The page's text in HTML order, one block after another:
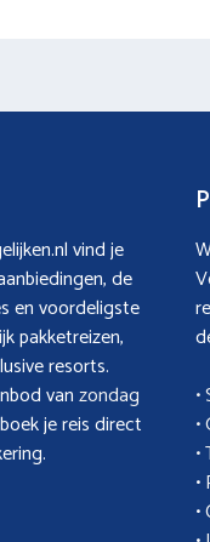
vind je
de
en voordeligste
pakketreizen,
resorts.
vanzondag
je reis direct
•
•